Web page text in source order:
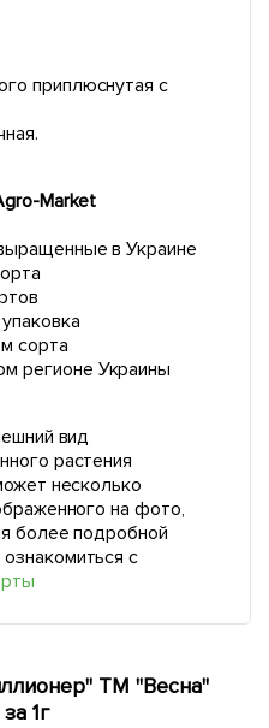
приплюснутая с
Market
в Украине
сорта
регионе Украины
вид
растения
несколько
на фото,
более подробной
с
ТМ "Весна"
1г